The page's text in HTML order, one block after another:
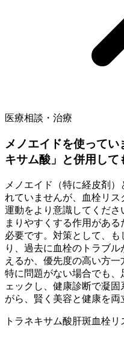
医療相談・治療
メノエイドを使って
キサム酸」と併用して
メノエイド（特に経皮剤
れていませんが、血栓リ
運動をより意識してくださ
まりやすくする作用があ
必要です。対策として、
り、過去に血栓のトラブ
えるか、優先度の高い方一
特に問題がない場合でも
ェックし、健康診断で凝
がら、賢く美容と健康を両
トラネキサム酸肝斑血栓リ